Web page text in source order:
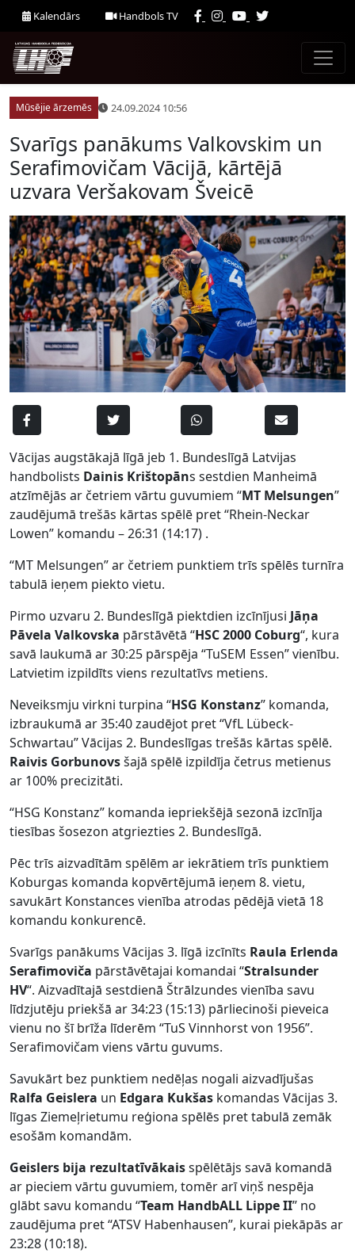
Kalendārs Handbols TV
Mūsējie ārzemēs 24.09.2024 10:56
Svarīgs panākums Valkovskim un
Serafimovičam Vācijā, kārtējā
uzvara Veršakovam Šveicē
Vācijas augstākajā līgā jeb 1. Bundeslīgā Latvijas
handbolists Dainis Krištopāns sestdien Manheimā
atzīmējās ar četriem vārtu guvumiem “MT Melsungen”
zaudējumā trešās kārtas spēlē pret “Rhein-Neckar
Lowen” komandu – 26:31 (14:17) .
“MT Melsungen” ar četriem punktiem trīs spēlēs turnīra
tabulā ieņem piekto vietu.
Pirmo uzvaru 2. Bundeslīgā piektdien izcīnījusi Jāņa
Pāvela Valkovska pārstāvētā “HSC 2000 Coburg“, kura
savā laukumā ar 30:25 pārspēja “TuSEM Essen” vienību.
Latvietim izpildīts viens rezultatīvs metiens.
Neveiksmju virkni turpina “HSG Konstanz” komanda,
izbraukumā ar 35:40 zaudējot pret “VfL Lübeck-
Schwartau” Vācijas 2. Bundeslīgas trešās kārtas spēlē.
Raivis Gorbunovsšajā spēlē izpildīja četrus metienus
ar 100% precizitāti.
“HSG Konstanz” komanda iepriekšējā sezonā izcīnīja
tiesības šosezon atgriezties 2. Bundeslīgā.
Pēc trīs aizvadītām spēlēm ar iekrātiem trīs punktiem
Koburgas komanda kopvērtējumā ieņem 8. vietu,
savukārt Konstances vienība atrodas pēdējā vietā 18
komandu konkurencē.
Svarīgs panākums Vācijas 3. līgā izcīnīts Raula Erlenda
Serafimoviča pārstāvētajai komandai “Stralsunder
HV“. Aizvadītajā sestdienā Štrālzundes vienība savu
līdzjutēju priekšā ar 34:23 (15:13) pārliecinoši pieveica
vienu no šī brīža līderēm “TuS Vinnhorst von 1956”.
Serafimovičam viens vārtu guvums.
Savukārt bez punktiem nedēļas nogali aizvadījušas
Ralfa Geislera un Edgara Kukšas komandas Vācijas 3.
līgas Ziemeļrietumu reģiona spēlēs pret tabulā zemāk
esošām komandām.
Geislers bija rezultatīvākaisspēlētājs savā komandā
ar pieciem vārtu guvumiem, tomēr arī viņš nespēja
glābt savu komandu “Team HandbALL Lippe II” no
zaudējuma pret “ATSV Habenhausen”, kurai piekāpās ar
23:28 (10:18).